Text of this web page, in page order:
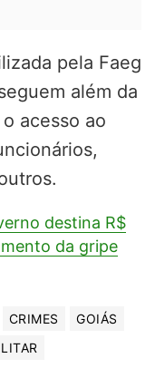
pela Faeg
além da
acesso ao
destina R$
da gripe
CRIMES
GOIÁS